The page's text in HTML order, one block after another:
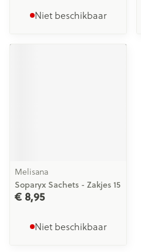
Niet beschikbaar
Melisana
Soparyx Sachets - Zakjes 15
€ 8,95
Niet beschikbaar